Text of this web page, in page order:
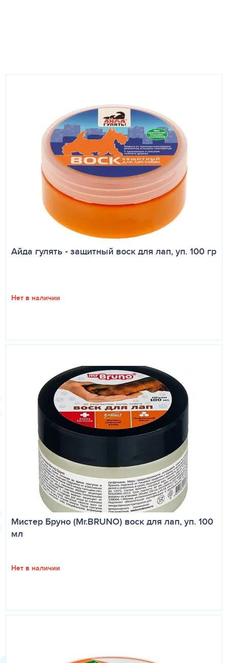
Айда гулять - защитный воск для лап, уп. 100 гр
Нет в наличии
Мистер Бруно (Mr.BRUNO) воск для лап, уп. 100
мл
Нет в наличии